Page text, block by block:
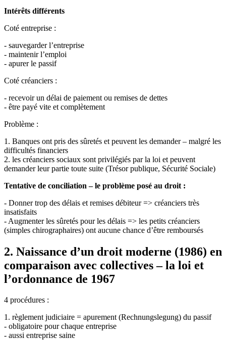
Intérêts différents
Coté entreprise :
- sauvegarder l’entreprise
- maintenir l’emploi
- apurer le passif
Coté créanciers :
- recevoir un délai de paiement ou remises de dettes
- être payé vite et complètement
Problème :
1. Banques ont pris des sûretés et peuvent les demander – malgré les
difficultés financiers
2. les créanciers sociaux sont privilégiés par la loi et peuvent
demander leur partie toute suite (Trésor publique, Sécurité Sociale)
Tentative de conciliation – le problème posé au droit :
- Donner trop des délais et remises débiteur => créanciers très
insatisfaits
- Augmenter les sûretés pour les délais => les petits créanciers
(simples chirographaires) ont aucune chance d’être remboursés
2. Naissance d’un droit moderne (1986) en
comparaison avec collectives – la loi et
l’ordonnance de 1967
4 procédures :
1. règlement judiciaire = apurement (Rechnungslegung) du passif
- obligatoire pour chaque entreprise
- aussi entreprise saine